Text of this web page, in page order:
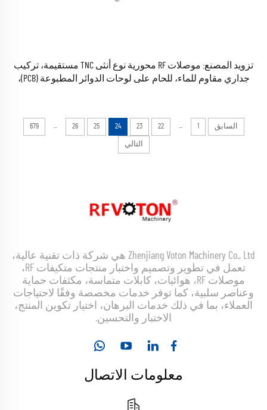
تزويد المصنع: موصلات RF محورية نوع أنثى TNC مستقيمة، تركيب
جداري مقاوم للماء، للحام على لوحات الدوائر المطبوعة (PCB)،
السابق 1
...
22
23
24
25
26
...
679
التالي
Zhenjiang Voton Machinery Co., Ltd هي شركة ذات تقنية عالية،
تعمل في تطوير وتصميم واختبار منتجات متكيفات RF،
موصلات RF، هوائيات، كابلات متماسة، مكثفات حماية
وعناصر سلبية، كما توفر خدمات مخصصة وفقًا لاحتياجات
العملاء، بما في ذلك خدمات البرهان، اختيار تكوين المنتج،
الاختبار والتحسين.
معلومات الاتصال